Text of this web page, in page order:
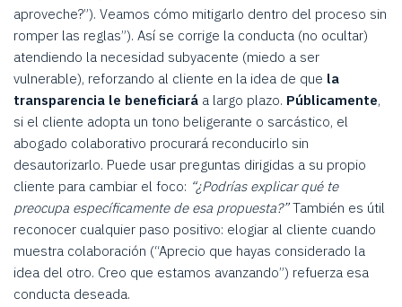
aproveche?”). Veamos cómo mitigarlo dentro del proceso sin
romper las reglas”). Así se corrige la conducta (no ocultar)
atendiendo la necesidad subyacente (miedo a ser
vulnerable), reforzando al cliente en la idea de que la
transparencia le beneficiará a largo plazo. Públicamente,
si el cliente adopta un tono beligerante o sarcástico, el
abogado colaborativo procurará reconducirlo sin
desautorizarlo. Puede usar preguntas dirigidas a su propio
cliente para cambiar el foco: “¿Podrías explicar qué te
preocupa específicamente de esa propuesta?”También es útil
reconocer cualquier paso positivo: elogiar al cliente cuando
muestra colaboración (“Aprecio que hayas considerado la
idea del otro. Creo que estamos avanzando”) refuerza esa
conducta deseada.